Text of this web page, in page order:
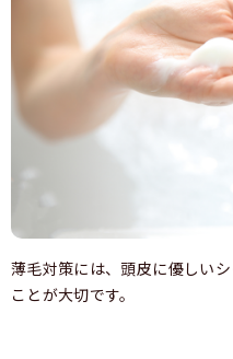
薄毛対策には、頭皮に優しい
ことが大切です。